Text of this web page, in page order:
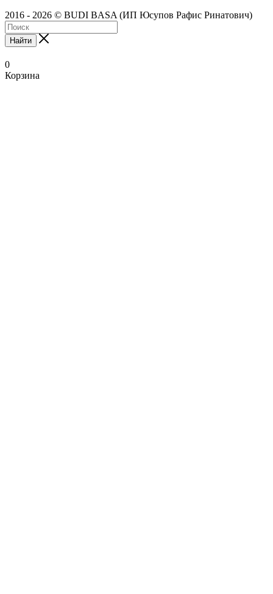
2016 - 2026 © BUDI BASA (ИП Юсупов Рафис Ринатович)
Найти
0
Корзина